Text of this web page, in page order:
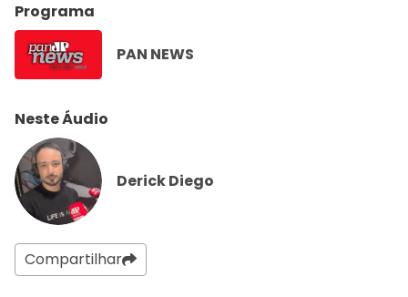
Programa
PAN NEWS
Neste Áudio
Derick Diego
Compartilhar